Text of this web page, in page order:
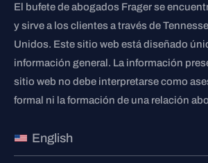
El bufete de abogados Frager se
y sirve a los clientes a través de
Unidos. Este sitio web está diseñado
información general. La información
sitio web no debe interpretarse como
formal ni la formación de una relación
English